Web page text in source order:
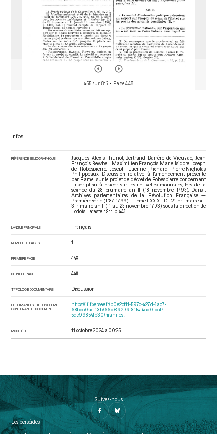
455 sur 817 • Page 448
Infos
RÉFÉRENCE BIBLIOGRAPHIQUE
Jacques Alexis Thuriot, Bertrand Barrère de Vieuzac, Jean
François Rewbell, Maximilien François Marie Isidore Joseph
de Robespierre, Joseph Etienne Richard, Pierre-Nicholas
Philippeaux. Discussion relative à l'amendement présenté
par Ramel sur le projet de décret de Robespierre concernant
l'inscription à placer sur les nouvelles monnaies, lors de la
séance du 28 brumaire an II (18 novembre 1793). Dans :
Archives parlementaires de la Révolution Française —
Première série (1787-1799) — Tome LXXIX - Du 21 brumaire au
3 frimaire an II (11 au 23 novembre 1793), sous la direction de
Lodoïs Lataste. 1911. p. 448.
LANGUE PRINCIPALE Français
NOMBRE DE PAGES 1
PREMIÈRE PAGE 448
DERNIÈRE PAGE 448
TYPOLOGIE DOCUMENTAIRE Discussion
URI DU MANIFEST IIIF DU VOLUME
CONTENANT LE DOCUMENT
https://iiif.persee.fr/b0e2cf11-597c-427d-8ac7-
68bcc0acf13b/66d69299-8154-4ed0-bef7-
5dc99854fb30/manifest
MODIFIÉ LE 11 octobre 2024 à 00:25
Suivez-nous
Les perséides